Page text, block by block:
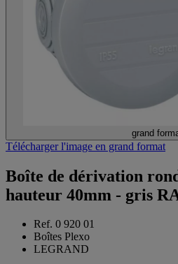
grand
Télécharger l'image en grand format
Boîte de dérivation
hauteur 40mm - gris
Ref. 0 920 01
Boîtes Plexo
LEGRAND